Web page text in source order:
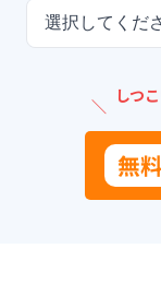
選択してくだ
＼ しつ
無